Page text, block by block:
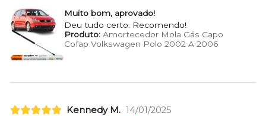
Muito bom, aprovado!
Deu tudo certo. Recomendo!
Produto:Amortecedor Mola Gás Capo
Cofap Volkswagen Polo 2002 A 2006
Kennedy M. 14/01/2025